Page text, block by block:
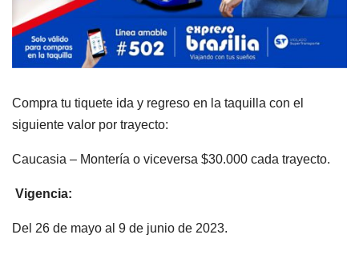
Compra tu tiquete ida y regreso en la taquilla con el
siguiente valor por trayecto:
Caucasia – Montería o viceversa $30.000 cada trayecto.
Vigencia:
Del 26 de mayo al 9 de junio de 2023.